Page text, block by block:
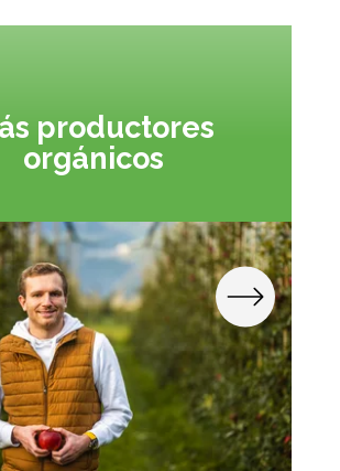
productores
orgánicos